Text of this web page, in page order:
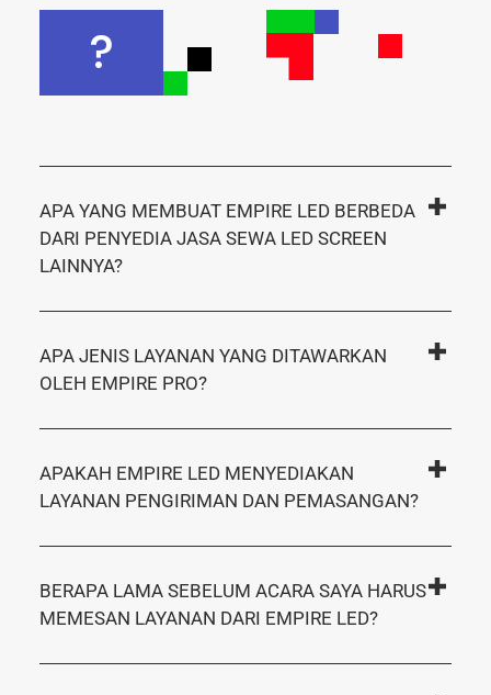
?
APA YANG MEMBUAT EMPIRE LED BERBEDA
DARI PENYEDIA JASA SEWA LED SCREEN
LAINNYA?
APA JENIS LAYANAN YANG DITAWARKAN
OLEH EMPIRE PRO?
APAKAH EMPIRE LED MENYEDIAKAN
LAYANAN PENGIRIMAN DAN PEMASANGAN?
BERAPA LAMA SEBELUM ACARA SAYA HARUS
MEMESAN LAYANAN DARI EMPIRE LED?